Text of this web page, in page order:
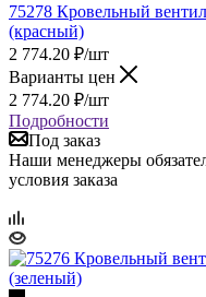
75278 Кровельный
(красный)
2 774.20 ₽/шт
Варианты цен
2 774.20 ₽/шт
Подробности
Под заказ
Наши менеджеры
условия заказа